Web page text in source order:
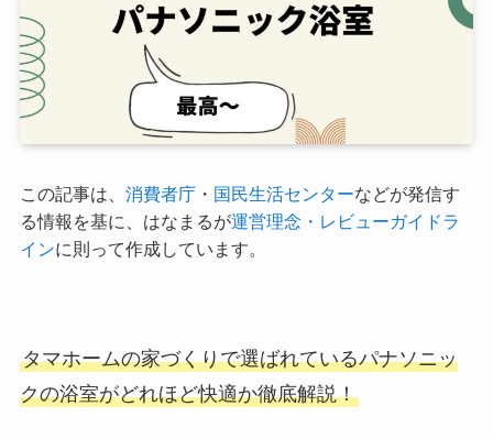
この記事は、 消費者庁・ 国民生活センターなどが発信す
る情報を基に、はなまるが運営理念・レビューガイドラ
インに則って作成しています。
タマホームの家づくりで選ばれているパナソニッ
クの浴室がどれほど快適か徹底解説！